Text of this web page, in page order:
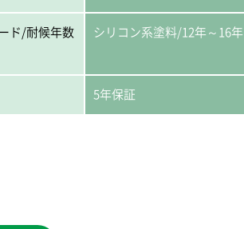
ド/耐候年数 シリコン系塗料/12年～16年
5年保証